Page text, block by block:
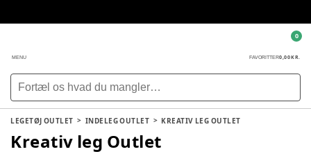
MENU FAVORITTER0,00 KR.
0
LEGETØJ OUTLET INDELEG OUTLET KREATIV LEG OUTLET
Kreativ leg Outlet